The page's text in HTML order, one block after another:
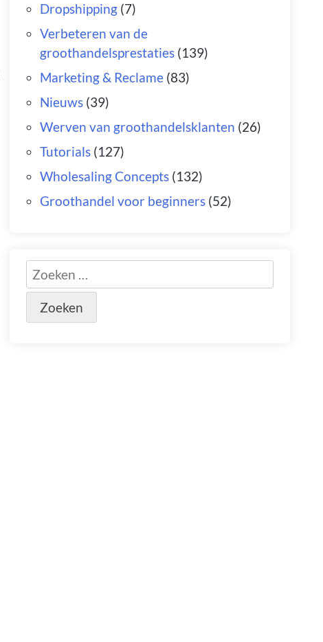
Dropshipping (7)
Verbeteren van de
groothandelsprestaties (139)
Marketing & Reclame (83)
Nieuws (39)
Werven van groothandelsklanten (26)
Tutorials (127)
Wholesaling Concepts (132)
Groothandel voor beginners (52)